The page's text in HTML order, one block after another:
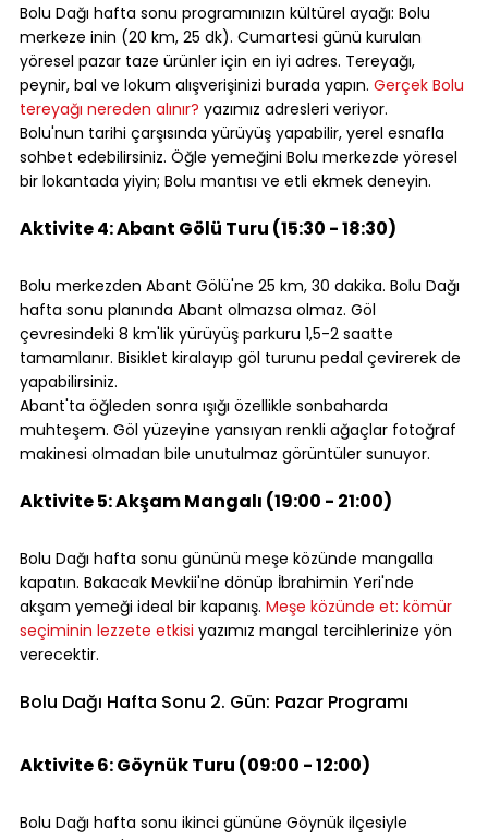
Bolu Dağı hafta sonu programınızın kültürel ayağı: Bolu
merkeze inin (20 km, 25 dk). Cumartesi günü kurulan
yöresel pazar taze ürünler için en iyi adres. Tereyağı,
peynir, bal ve lokum alışverişinizi burada yapın. Gerçek Bolu
tereyağı nereden alınır? yazımız adresleri veriyor.
Bolu'nun tarihi çarşısında yürüyüş yapabilir, yerel esnafla
sohbet edebilirsiniz. Öğle yemeğini Bolu merkezde yöresel
bir lokantada yiyin; Bolu mantısı ve etli ekmek deneyin.
Aktivite 4: Abant Gölü Turu (15:30 - 18:30)
Bolu merkezden Abant Gölü'ne 25 km, 30 dakika. Bolu Dağı
hafta sonu planında Abant olmazsa olmaz. Göl
çevresindeki 8 km'lik yürüyüş parkuru 1,5-2 saatte
tamamlanır. Bisiklet kiralayıp göl turunu pedal çevirerek de
yapabilirsiniz.
Abant'ta öğleden sonra ışığı özellikle sonbaharda
muhteşem. Göl yüzeyine yansıyan renkli ağaçlar fotoğraf
makinesi olmadan bile unutulmaz görüntüler sunuyor.
Aktivite 5: Akşam Mangalı (19:00 - 21:00)
Bolu Dağı hafta sonu gününü meşe közünde mangalla
kapatın. Bakacak Mevkii'ne dönüp İbrahimin Yeri'nde
akşam yemeği ideal bir kapanış. Meşe közünde et: kömür
seçiminin lezzete etkisi yazımız mangal tercihlerinize yön
verecektir.
Bolu Dağı Hafta Sonu 2. Gün: Pazar Programı
Aktivite 6: Göynük Turu (09:00 - 12:00)
Bolu Dağı hafta sonu ikinci gününe Göynük ilçesiyle